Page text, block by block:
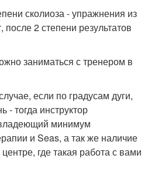
сколиоза - упражнения из
2 степени результатов
заниматься с тренером в
если по градусам дуги,
- тогда инструктор
минимум
и Seas, а так же наличие
где такая работа с вами